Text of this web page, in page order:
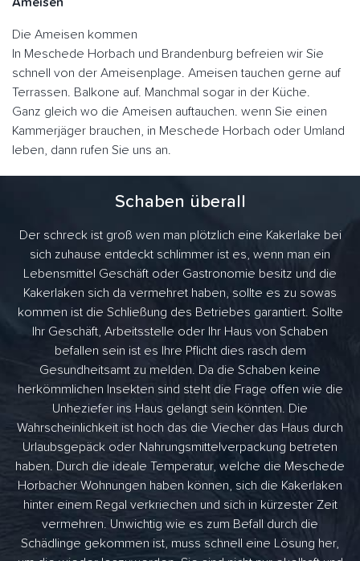
Ameisen
Die Ameisen kommen
In Meschede Horbach und Brandenburg befreien wir Sie
schnell von der Ameisenplage. Ameisen tauchen gerne auf
Terrassen. Balkone auf. Manchmal sogar in der Küche.
Ganz gleich wo die Ameisen auftauchen. wenn Sie einen
Kammerjäger brauchen, in Meschede Horbach oder Umland
leben, dann rufen Sie uns an.
Schaben überall
Der schreck ist groß wen man plötzlich eine Kakerlake bei
sich zuhause entdeckt schlimmer ist es, wenn man ein
Lebensmittel Geschäft oder Gastronomie besitz und die
Kakerlaken sich da vermehret haben, sollte es zu sowas
kommen ist die Schließung des Betriebes garantiert. Sollte
Ihr Geschäft, Arbeitsstelle oder Ihr Haus von Schaben
befallen sein ist es Ihre Pflicht dies rasch dem
Gesundheitsamt zu melden. Da die Schaben keine
herkömmlichen Insekten sind steht die Frage offen wie die
Unheziefer ins Haus gelangt sein könnten. Die
Wahrscheinlichkeit ist hoch das die Viecher das Haus durch
Urlaubsgepäck oder Nahrungsmittelverpackung betreten
haben. Durch die ideale Temperatur, welche die Meschede
Horbacher Wohnungen haben können, sich die Kakerlaken
hinter einem Regal verkriechen und sich in kürzester Zeit
vermehren. Unwichtig wie es zum Befall durch die
Schädlinge gekommen ist, muss schnell eine Lösung her,